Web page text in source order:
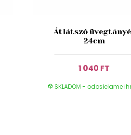
Átlátszó
24cm
1 040 FT
SKLADOM - odosielame